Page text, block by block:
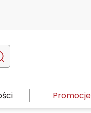
Promocje